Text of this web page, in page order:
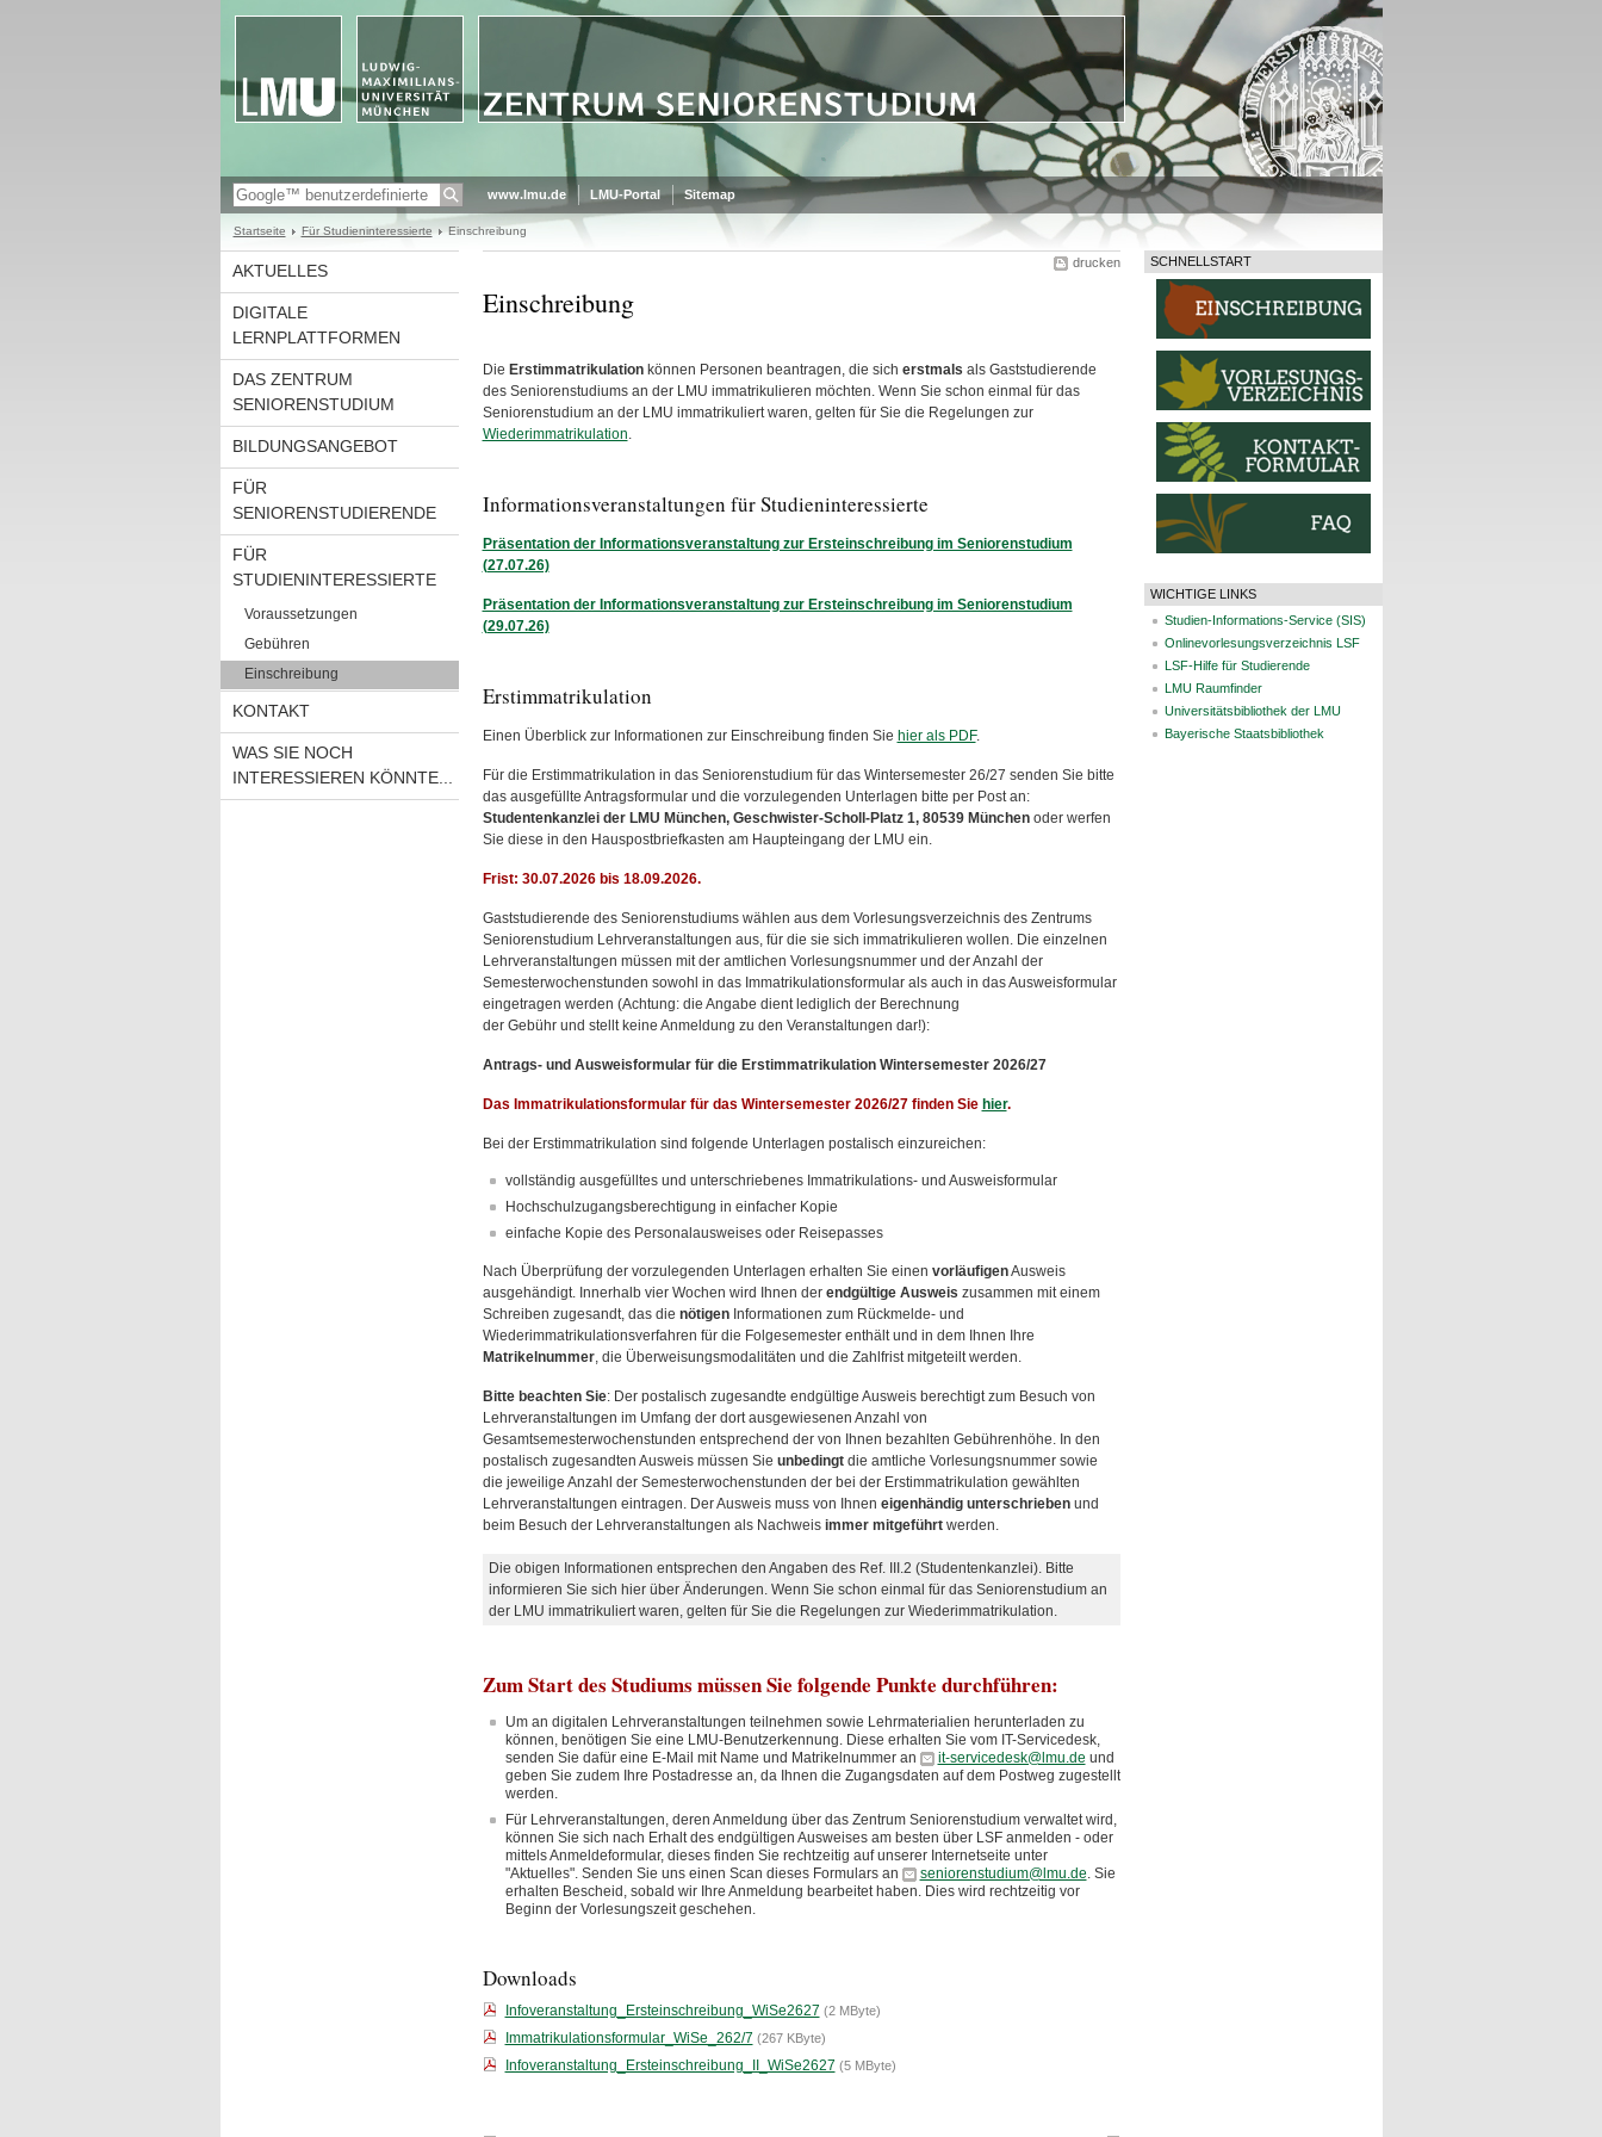
www.lmu.de LMU-Portal Sitemap
Startseite Für Studieninteressierte Einschreibung
AKTUELLES
DIGITALE
LERNPLATTFORMEN
DAS ZENTRUM
SENIORENSTUDIUM
BILDUNGSANGEBOT
FÜR
SENIORENSTUDIERENDE
FÜR
STUDIENINTERESSIERTE
Voraussetzungen
Gebühren
Einschreibung
KONTAKT
WAS SIE NOCH
INTERESSIEREN KÖNNTE...
drucken
Einschreibung
Die Erstimmatrikulationkönnen Personen beantragen, die sich erstmals als Gaststudierende
des Seniorenstudiums an der LMU immatrikulieren möchten. Wenn Sie schon einmal für das
Seniorenstudium an der LMU immatrikuliert waren, gelten für Sie die Regelungen zur
Wiederimmatrikulation.
Informationsveranstaltungen für Studieninteressierte
Präsentation der Informationsveranstaltung zur Ersteinschreibung im Seniorenstudium
(27.07.26)
Präsentation der Informationsveranstaltung zur Ersteinschreibung im Seniorenstudium
(29.07.26)
Erstimmatrikulation
Einen Überblick zur Informationen zur Einschreibung finden Sie hier als PDF.
Für die Erstimmatrikulation in das Seniorenstudium für das Wintersemester 26/27 senden Sie bitte
das ausgefüllte Antragsformular und die vorzulegenden Unterlagen bitte per Post an:
Studentenkanzlei der LMU München, Geschwister-Scholl-Platz 1, 80539 Münchenoder werfen
Sie diese in den Hauspostbriefkasten am Haupteingang der LMU ein.
Frist: 30.07.2026 bis 18.09.2026.
Gaststudierende des Seniorenstudiums wählen aus dem Vorlesungsverzeichnis des Zentrums
Seniorenstudium Lehrveranstaltungen aus, für die sie sich immatrikulieren wollen. Die einzelnen
Lehrveranstaltungen müssen mit der amtlichen Vorlesungsnummer und der Anzahl der
Semesterwochenstunden sowohl in das Immatrikulationsformular als auch in das Ausweisformular
eingetragen werden (Achtung: die Angabe dient lediglich der Berechnung
der Gebühr und stellt keine Anmeldung zu den Veranstaltungen dar!):
Antrags- und Ausweisformular für die Erstimmatrikulation Wintersemester 2026/27
Das Immatrikulationsformular für das Wintersemester 2026/27 finden Sie hier.
Bei der Erstimmatrikulation sind folgende Unterlagen postalisch einzureichen:
vollständig ausgefülltes und unterschriebenes Immatrikulations- und Ausweisformular
Hochschulzugangsberechtigung in einfacher Kopie
einfache Kopie des Personalausweises oder Reisepasses
Nach Überprüfung der vorzulegenden Unterlagen erhalten Sie einen vorläufigenAusweis
ausgehändigt. Innerhalb vier Wochen wird Ihnen der endgültige Ausweis zusammen mit einem
Schreiben zugesandt, das die nötigenInformationen zum Rückmelde- und
Wiederimmatrikulationsverfahren für die Folgesemester enthält und in dem Ihnen Ihre
Matrikelnummer, die Überweisungsmodalitäten und die Zahlfrist mitgeteilt werden.
Bitte beachten Sie: Der postalisch zugesandte endgültige Ausweis berechtigt zum Besuch von
Lehrveranstaltungen im Umfang der dort ausgewiesenen Anzahl von
Gesamtsemesterwochenstunden entsprechend der von Ihnen bezahlten Gebührenhöhe. In den
postalisch zugesandten Ausweis müssen Sie unbedingtdie amtliche Vorlesungsnummer sowie
die jeweilige Anzahl der Semesterwochenstunden der bei der Erstimmatrikulation gewählten
Lehrveranstaltungen eintragen. Der Ausweis muss von Ihnen eigenhändig unterschriebenund
beim Besuch der Lehrveranstaltungen als Nachweis immer mitgeführtwerden.
Die obigen Informationen entsprechen den Angaben des Ref. III.2 (Studentenkanzlei). Bitte
informieren Sie sich hier über Änderungen. Wenn Sie schon einmal für das Seniorenstudium an
der LMU immatrikuliert waren, gelten für Sie die Regelungen zur Wiederimmatrikulation.
Zum Start des Studiums müssen Sie folgende Punkte durchführen:
Um an digitalen Lehrveranstaltungen teilnehmen sowie Lehrmaterialien herunterladen zu
können, benötigen Sie eine LMU-Benutzerkennung. Diese erhalten Sie vom IT-Servicedesk,
senden Sie dafür eine E-Mail mit Name und Matrikelnummer an
it-servicedesk@lmu.de und
geben Sie zudem Ihre Postadresse an, da Ihnen die Zugangsdaten auf dem Postweg zugestellt
werden.
Für Lehrveranstaltungen, deren Anmeldung über das Zentrum Seniorenstudium verwaltet wird,
können Sie sich nach Erhalt des endgültigen Ausweises am besten über LSF anmelden - oder
mittels Anmeldeformular, dieses finden Sie rechtzeitig auf unserer Internetseite unter
"Aktuelles". Senden Sie uns einen Scan dieses Formulars an
seniorenstudium@lmu.de. Sie
erhalten Bescheid, sobald wir Ihre Anmeldung bearbeitet haben. Dies wird rechtzeitig vor
Beginn der Vorlesungszeit geschehen.
Downloads
Infoveranstaltung_Ersteinschreibung_WiSe2627 (2 MByte)
Immatrikulationsformular_WiSe_262/7 (267 KByte)
Infoveranstaltung_Ersteinschreibung_II_WiSe2627 (5 MByte)
SCHNELLSTART
WICHTIGE LINKS
Studien-Informations-Service (SIS)
Onlinevorlesungsverzeichnis LSF
LSF-Hilfe für Studierende
LMU Raumfinder
Universitätsbibliothek der LMU
Bayerische Staatsbibliothek